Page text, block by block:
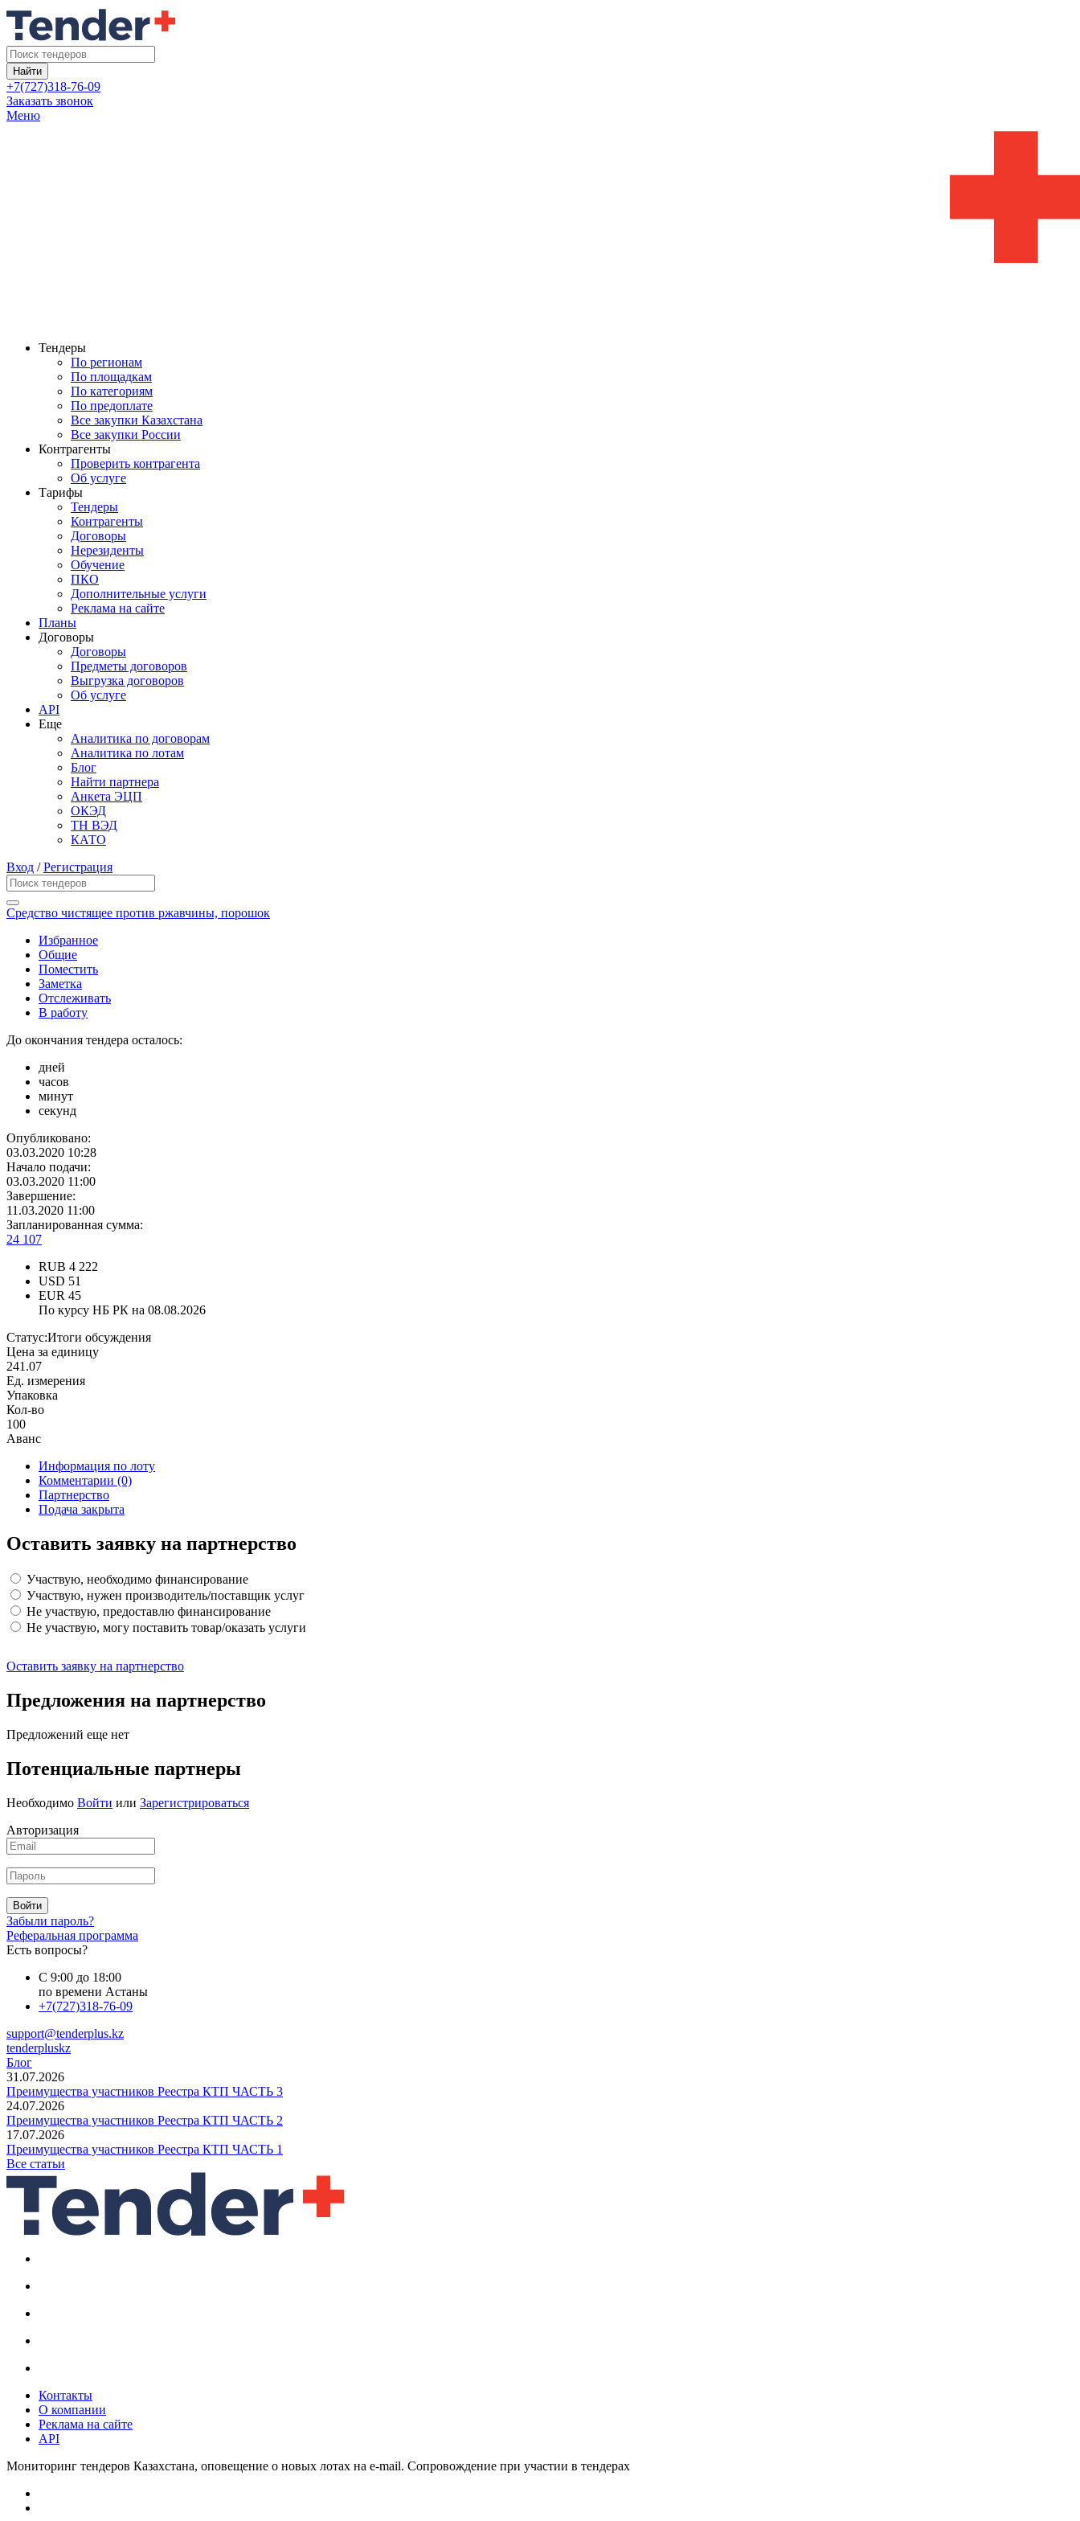
Найти
+7(727)318-76-09
Заказать звонок
Меню
Тендеры
По регионам
По площадкам
По категориям
По предоплате
Все закупки Казахстана
Все закупки России
Контрагенты
Проверить контрагента
Об услуге
Тарифы
Тендеры
Контрагенты
Договоры
Нерезиденты
Обучение
ПКО
Дополнительные услуги
Реклама на сайте
Планы
Договоры
Договоры
Предметы договоров
Выгрузка договоров
Об услуге
API
Еще
Аналитика по договорам
Аналитика по лотам
Блог
Найти партнера
Анкета ЭЦП
ОКЭД
ТН ВЭД
КАТО
Вход /Регистрация
Средство чистящее против ржавчины, порошок
Избранное
Общие
Поместить
Заметка
Отслеживать
В работу
До окончания тендера осталось:
дней
часов
минут
секунд
Опубликовано:
03.03.2020 10:28
Начало подачи:
03.03.2020 11:00
Завершение:
11.03.2020 11:00
Запланированная сумма:
24 107
RUB 4 222
USD 51
EUR 45
По курсу НБ РК на 08.08.2026
Статус:Итоги обсуждения
Цена за единицу
241.07
Ед. измерения
Упаковка
Кол-во
100
Аванс
Информация по лоту
Комментарии (0)
Партнерство
Подача закрыта
Оставить заявку на партнерство
Участвую, необходимо финансирование
Участвую, нужен производитель/поставщик услуг
Не участвую, предоставлю финансирование
Не участвую, могу поставить товар/оказать услуги
Оставить заявку на партнерство
Предложения на партнерство
Предложений еще нет
Потенциальные партнеры
Необходимо Войти или Зарегистрироваться
Авторизация
Войти
Забыли пароль?
Реферальная программа
Есть вопросы?
С 9:00 до 18:00
по времени Астаны
+7(727)318-76-09
support@tenderplus.kz
tenderpluskz
Блог
31.07.2026
Преимущества участников Реестра КТП ЧАСТЬ 3
24.07.2026
Преимущества участников Реестра КТП ЧАСТЬ 2
17.07.2026
Преимущества участников Реестра КТП ЧАСТЬ 1
Все статьи
Контакты
О компании
Реклама на сайте
API
Мониторинг тендеров Казахстана, оповещение о новых лотах на e-mail. Сопровождение при участии в тендерах